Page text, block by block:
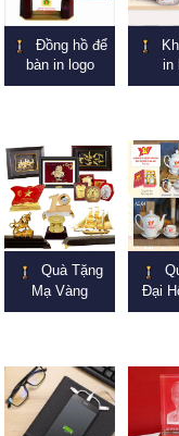
Đồng hồ để
bàn in logo
in
Quà Tặng
Mạ Vàng
Đại